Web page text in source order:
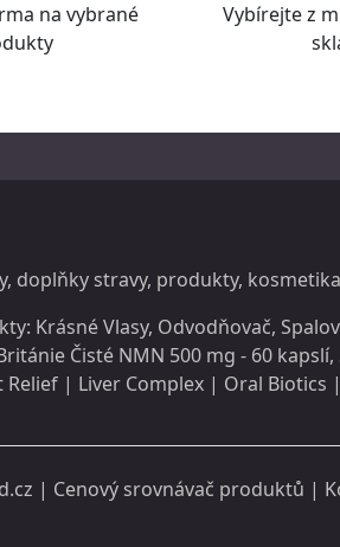
na vybrané
Vybírejte z
doplňky stravy, produkty,
Krásné Vlasy, Odvodňovač,
Čisté NMN 500 mg - 60 kapslí,
Relief | Liver Complex | Oral Biotics |
| Cenový srovnávač produktů |